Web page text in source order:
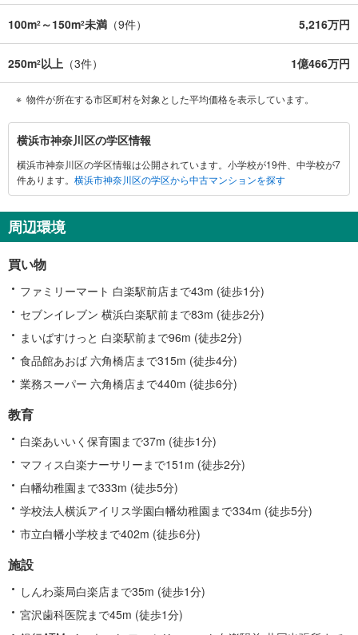
100m2 ～150m2未満 （9件） 5,216万円
250m2以上 （3件） 1億466万円
物件が所在する市区町村を対象とした平均価格を表示しています。
横
浜
市
神
川
区
関
す
る
情
報
横浜市神奈川区の学区情報
横浜市神奈川区の学区情報は公開されています。小学校が19件、中学校が7
件あります。 横浜市神奈川区の学区から中古マンションを探す
周辺環境
買い物
ファミリーマート 白楽駅前店まで43m (徒歩1分)
セブンイレブン 横浜白楽駅前まで83m (徒歩2分)
まいばすけっと 白楽駅前まで96m (徒歩2分)
食品館あおば 六角橋店まで315m (徒歩4分)
業務スーパー 六角橋店まで440m (徒歩6分)
教育
白楽あいいく保育園まで37m (徒歩1分)
マフィス白楽ナーサリーまで151m (徒歩2分)
白幡幼稚園まで333m (徒歩5分)
学校法人横浜アイリス学園白幡幼稚園まで334m (徒歩5分)
市立白幡小学校まで402m (徒歩6分)
施設
しんわ薬局白楽店まで35m (徒歩1分)
宮沢歯科医院まで45m (徒歩1分)